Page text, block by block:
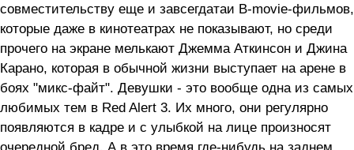
совместительству еще и завсегдатаи B-movie-фильмов,
которые даже в кинотеатрах не показывают, но среди
прочего на экране мелькают Джемма Аткинсон и Джина
Карано, которая в обычной жизни выступает на арене в
боях "микс-файт". Девушки - это вообще одна из самых
любимых тем в Red Alert 3. Их много, они регулярно
появляются в кадре и с улыбкой на лице произносят
очередной бред. А в это время где-нибудь на заднем